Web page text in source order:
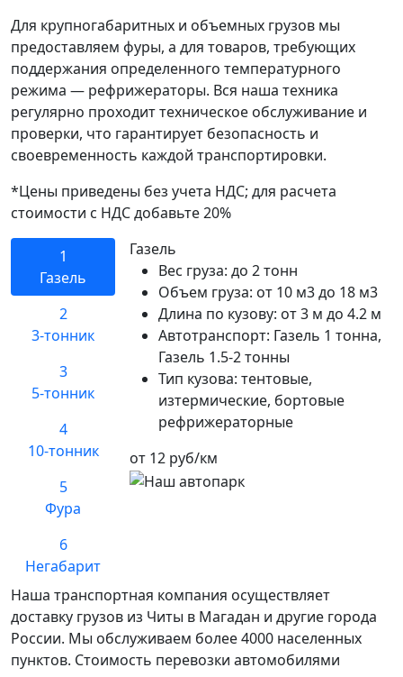
Для крупногабаритных и объемных грузов мы
предоставляем фуры, а для товаров, требующих
поддержания определенного температурного
режима — рефрижераторы. Вся наша техника
регулярно проходит техническое обслуживание и
проверки, что гарантирует безопасность и
своевременность каждой транспортировки.
*Цены приведены без учета НДС; для расчета
стоимости с НДС добавьте 20%
1
Газель
2
3-тонник
3
5-тонник
4
10-тонник
5
Фура
6
Негабарит
Газель
Вес груза: до 2 тонн
Объем груза: от 10 м3 до 18 м3
Длина по кузову: от 3 м до 4.2 м
Автотранспорт: Газель 1 тонна,
Газель 1.5-2 тонны
Тип кузова: тентовые,
изтермические, бортовые
рефрижераторные
от 12 руб/км
Наша транспортная компания осуществляет
доставку грузов из Читы в Магадан и другие города
России. Мы обслуживаем более 4000 населенных
пунктов. Стоимость перевозки автомобилями